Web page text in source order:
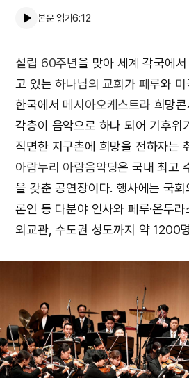
본문 읽기6:12
설립 60주년을 맞아 세계 각국에
고 있는하나님의 교회 가 페루와 미
한국에서 메시아오케스트라 희망
각층이 음악으로 하나 되어 기후위
직면한 지구촌에 희망을 전하자는
아람누리 아람음악당은 국내 최고
을 갖춘 공연장이다. 행사에는 국
론인 등 다분야 인사와 페루·온두
외교관, 수도권 성도까지 약 1200